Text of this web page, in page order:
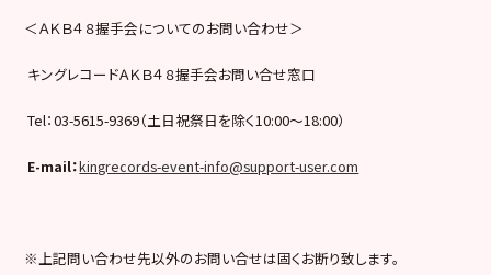
＜ＡＫＢ４８握手会についてのお問い合わせ＞
キングレコードＡＫＢ４８握手会お問い合せ窓口
Tel：03-5615-9369（土日祝祭日を除く10:00〜18:00）
E-mail：kingrecords-event-info@support-user.com
※上記問い合わせ先以外のお問い合せは固くお断り致します。